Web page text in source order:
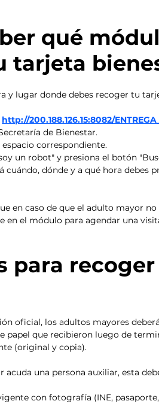
qué
tarjeta
y lugar donde debes recoger tu
http://200.188.126.15:8082/
de Bienestar.
espacio correspondiente.
un robot" y presiona el botón
cuándo, dónde y a qué hora debes
en caso de que el adulto mayor
en el módulo para agendar una
para
oficial, los adultos mayores
papel que recibieron luego de
(original y copia).
acuda una persona auxiliar, esta
con fotografía (INE,